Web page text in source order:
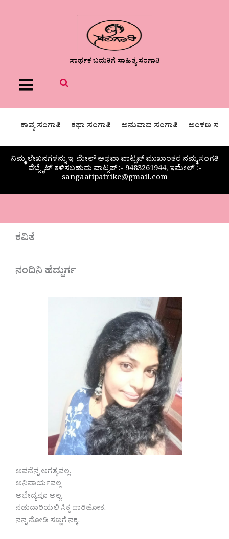
ಸಾರ್ಥಕ ಬದುಕಿಗೆ ಸಾಹಿತ್ಯ ಸಂಗಾತಿ
Menu
ಕಾವ್ಯ ಸಂಗಾತಿ ಕಥಾ ಸಂಗಾತಿ ಅನುವಾದ ಸಂಗಾತಿ ಅಂಕಣ
ನಿಮ್ಮ ಲೇಖನಗಳನ್ನು ಇ-ಮೇಲ್ ಅಥವಾ ವಾಟ್ಸಪ್ ಮುಖಾಂತರ ನಮ್ಮ ಸಂಗತಿ
ವೆಬ್ಸೈಟ್ ಕಳಿಸಬಹುದು ವಾಟ್ಸಪ್‌ :- 9483261944, ಇಮೇಲ್ :-
sangaatipatrike@gmail.com
ಕವಿತೆ
ನಂದಿನಿ ಹೆದ್ದುರ್ಗ
ಅವನೆನ್ನ ಅಗತ್ಯವಲ್ಲ.
ಅನಿವಾರ್ಯವಲ್ಲ
ಅಭೇದ್ಯವೂ ಅಲ್ಲ.
ನಡುದಾರಿಯಲಿ ಸಿಕ್ಕ ದಾರಿಹೋಕ.
ನನ್ನ ನೋಡಿ ಸಣ್ಣಗೆ ನಕ್ಕ.